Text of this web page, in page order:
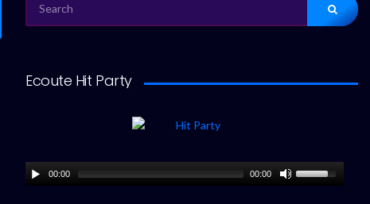
FOR:
Ecoute Hit Party
00:00 00:00